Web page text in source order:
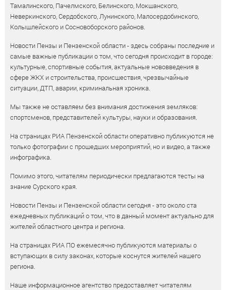
Тамалинского, Пачелмского, Белинского, Мокшанского,
Неверкинского, Сердобского, Лунинского, Малосердобинского,
Колышлейского и Сосновоборского районов.
Новости Пензы и Пензенской области - здесь собраны последние и
самые важные публикации о том, что сегодня происходит в городе:
культурные, спортивные события, актуальные нововведения в
сфере ЖКХ и строительства, происшествия, чрезвычайные
ситуации, ДТП, аварии, криминальная хроника.
Мы также не оставляем без внимания достижения земляков:
спортсменов, представителей культуры, науки и образования.
На страницах РИА Пензенской области оперативно публикуются не
только фотографии с прошедших мероприятий, но и видео, а также
инфографика.
Помимо этого, читателям периодически предлагаются тесты на
знание Сурского края.
Новости Пензы и Пензенской области сегодня - это около ста
ежедневных публикаций о том, что в данный момент актуально для
жителей областного центра и региона.
На страницах РИА ПО ежемесячно публикуются материалы о
вступающих в силу законах, которые коснутся жителей нашего
региона.
Наше информационное агентство предоставляет читателям